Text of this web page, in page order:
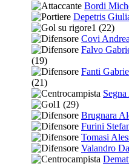
Bordi
Depetris
1 (22)
Covi Andrea
Falvo
(19)
Fanti
(21)
1 (29)
Brugnara
Furini
Tomasi
Valandro